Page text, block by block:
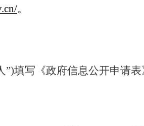
。
”)填写《政府信息公开申请